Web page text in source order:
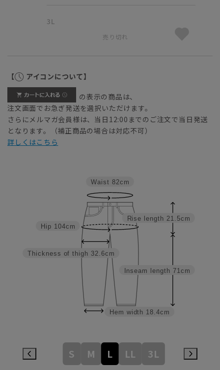
3L
売り切れ
【 アイコンについて】
の表示の商品は、
注文画面でお急ぎ発送を選択いただけます。
さらにメルマガ会員様は、当日12:00までのご注文で当日発送
となります。（補正商品の場合は対応不可）
詳しくはこちら
Inseam length 71cm
Rise length 21.5cm
Hem width 18.4cm
Thickness of thigh 32.6cm
Hip 104cm
Waist 82cm
S M L LL 3L